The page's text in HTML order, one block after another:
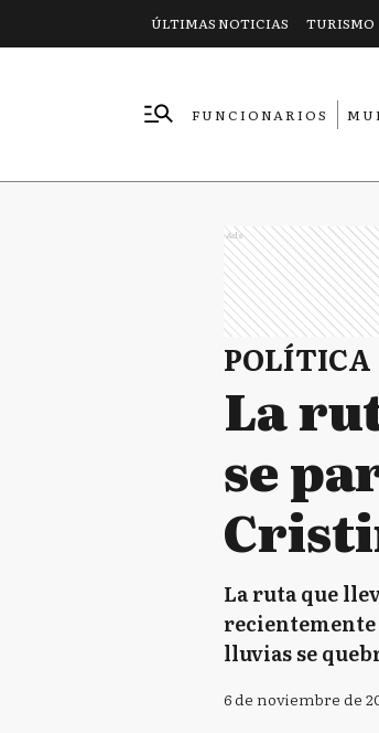
ÚLTIMAS NOTICIAS TURISMO
FUNCIONARIOS
Ads
POLÍTICA
La
se
La ruta que
lluvias se
6 de noviembre de